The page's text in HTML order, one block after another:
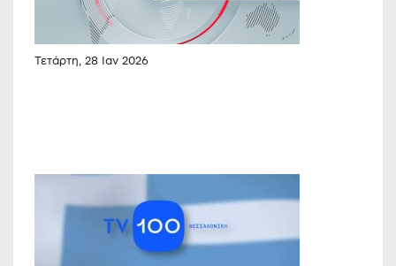
Τετάρτη, 28 Ιαν 2026